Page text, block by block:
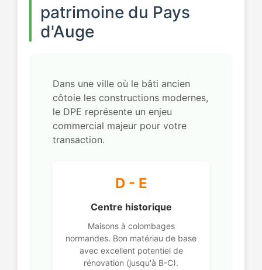
patrimoine du Pays
d'Auge
Dans une ville où le bâti ancien
côtoie les constructions modernes,
le DPE représente un enjeu
commercial majeur pour votre
transaction.
D - E
Centre historique
Maisons à colombages
normandes. Bon matériau de base
avec excellent potentiel de
rénovation (jusqu'à B-C).